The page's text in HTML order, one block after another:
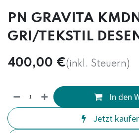
PN GRAVITA
GRI/TEKSTIL
400,00 €(inkl. Steuern)
In den
Jetzt